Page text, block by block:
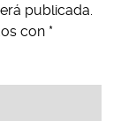
publicada.
con *